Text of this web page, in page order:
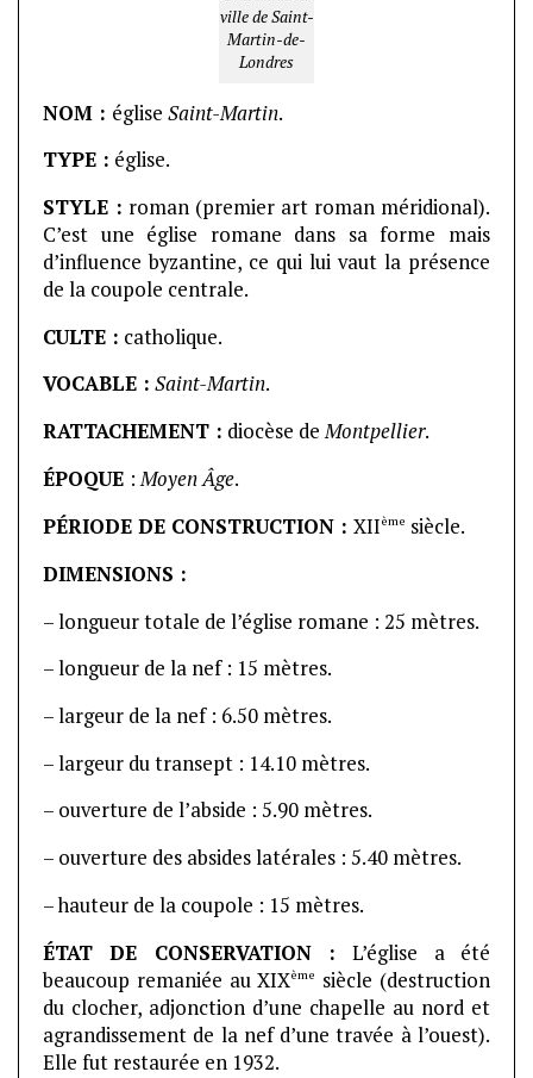
ville de Saint-
Martin-de-
Londres
NOM : égliseSaint-Martin.
TYPE : église.
STYLE : roman (premier art roman méridional).
C’est une église romane dans sa forme mais
d’influence byzantine, ce qui lui vaut la présence
de la coupole centrale.
CULTE : catholique.
VOCABLE : Saint-Martin.
RATTACHEMENT : diocèse deMontpellier.
ÉPOQUE :Moyen Âge.
PÉRIODE DE CONSTRUCTION :XIIème siècle.
DIMENSIONS :
– longueur totale de l’église romane : 25 mètres.
– longueur de la nef : 15 mètres.
– largeur de la nef : 6.50 mètres.
– largeur du transept : 14.10 mètres.
– ouverture de l’abside : 5.90 mètres.
– ouverture des absides latérales : 5.40 mètres.
– hauteur de la coupole : 15 mètres.
ÉTAT DE CONSERVATION :L’église a été
beaucoup remaniée au XIXème siècle (destruction
du clocher, adjonction d’une chapelle au nord et
agrandissement de la nef d’une travée à l’ouest).
Elle fut restaurée en 1932.